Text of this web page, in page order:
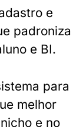
e
padroniza
e BI.
para
melhor
e no